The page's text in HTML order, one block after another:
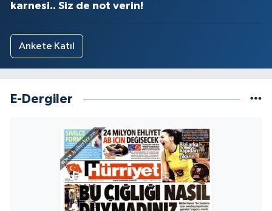
karnesi.. Siz de not verin!
Ankete Katıl
E-Dergiler